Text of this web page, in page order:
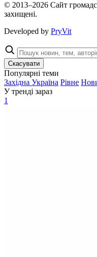
© 2013–2026 Сайт
захищені.
Developed by PryVit
Скасувати
Популярні теми
Західна Україна Рівне
У тренді зараз
1